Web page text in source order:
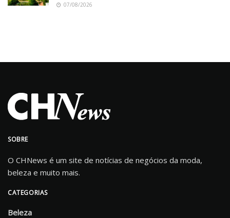
07/08/2026
SOBRE
O CHNews é um site de notícias de negócios da moda,
beleza e muito mais.
CATEGORIAS
Beleza